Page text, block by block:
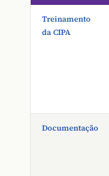
Treinamento
da CIPA
Documentação